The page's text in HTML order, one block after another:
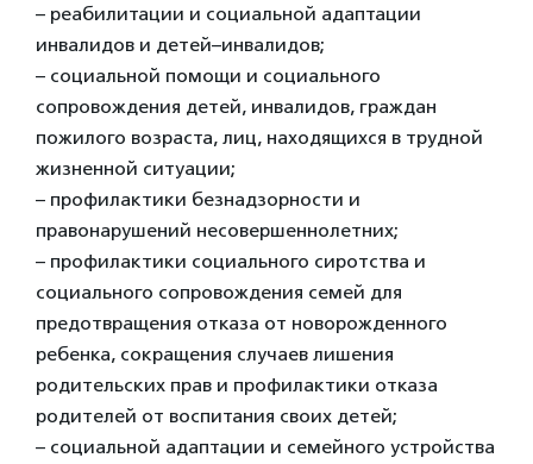
– реабилитации и социальной адаптации
инвалидов и детей–инвалидов;
– социальной помощи и социального
сопровождения детей, инвалидов, граждан
пожилого возраста, лиц, находящихся в трудной
жизненной ситуации;
– профилактики безнадзорности и
правонарушений несовершеннолетних;
– профилактики социального сиротства и
социального сопровождения семей для
предотвращения отказа от новорожденного
ребенка, сокращения случаев лишения
родительских прав и профилактики отказа
родителей от воспитания своих детей;
– социальной адаптации и семейного устройства